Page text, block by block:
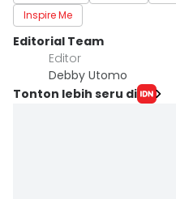
Inspire Me
Editorial Team
Editor
Debby Utomo
Tonton lebih seru di